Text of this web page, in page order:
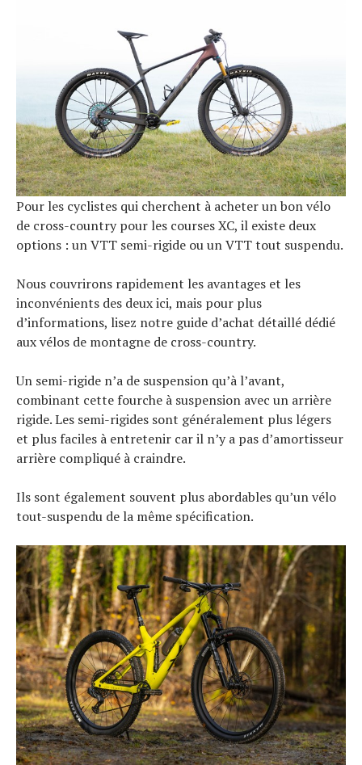
Pour les cyclistes qui cherchent à acheter un bon vélo
de cross-country pour les courses XC, il existe deux
options : un VTT semi-rigide ou un VTT tout suspendu.
Nous couvrirons rapidement les avantages et les
inconvénients des deux ici, mais pour plus
d’informations, lisez notre guide d’achat détaillé dédié
aux vélos de montagne de cross-country.
Un semi-rigide n’a de suspension qu’à l’avant,
combinant cette fourche à suspension avec un arrière
rigide. Les semi-rigides sont généralement plus légers
et plus faciles à entretenir car il n’y a pas d’amortisseur
arrière compliqué à craindre.
Ils sont également souvent plus abordables qu’un vélo
tout-suspendu de la même spécification.